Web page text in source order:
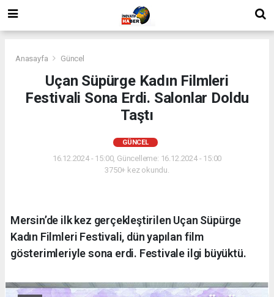
Anasayfa Güncel
Uçan Süpürge Kadın Filmleri
Festivali Sona Erdi. Salonlar Doldu
Taştı
GÜNCEL
16.12.2024 - 15:00, Güncelleme: 16.12.2024 - 15:00
3750+ kez okundu.
Mersin’de ilk kez gerçekleştirilen Uçan Süpürge
Kadın Filmleri Festivali, dün yapılan film
gösterimleriyle sona erdi. Festivale ilgi büyüktü.